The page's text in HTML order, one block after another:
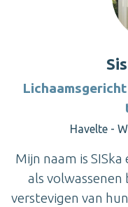
Havelte -
Mijn naam is
als
verstevigen van